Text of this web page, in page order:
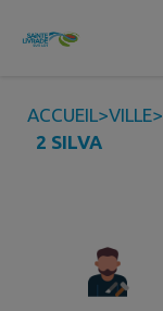
Contenu
ACCUEIL>VILLE>
2 SILVA